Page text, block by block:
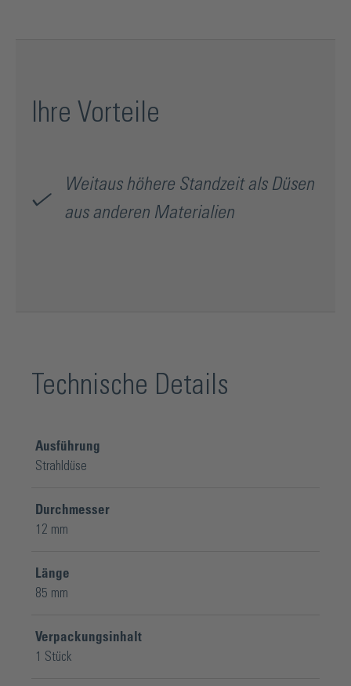
idealen Strahlmittelfluss für eine optimale Leistung des
Strahlsystems sicher.
Ihre Vorteile
Weitaus höhere Standzeit als Düsen
aus anderen Materialien
Technische Details
Ausführung
Strahldüse
Durchmesser
12 mm
Länge
85 mm
Verpackungsinhalt
1 Stück